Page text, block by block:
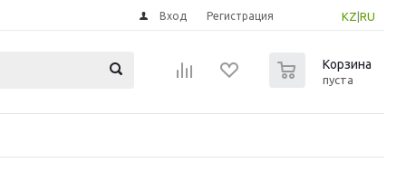
KZ RU
Вход Регистрация
Корзина
пуста